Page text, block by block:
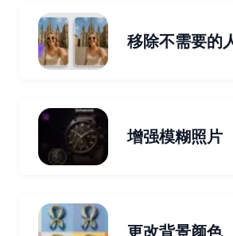
移除不需要的
增强模糊照片
更改背景颜色